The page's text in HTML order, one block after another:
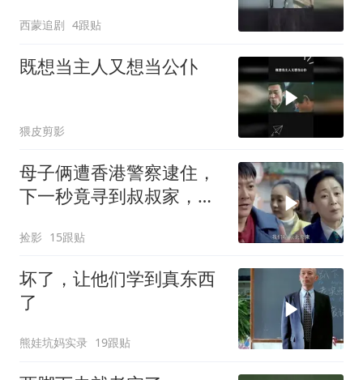
西蒙追剧 4跟贴
既想当主人又想当公仆
猥皮剪影
母子俩遭香港警察逮住，
下一秒竟寻到叔叔家，瞬
捡影 15跟贴
坏了，让他们学到真东西
了
熊娃坑妈实录 19跟贴